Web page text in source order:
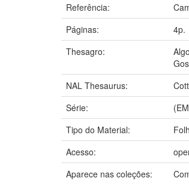
Referência:
Páginas:
4p.
Thesagro:
NAL Thesaurus:
Série:
Tipo do Material:
Acesso:
Aparece nas coleções: